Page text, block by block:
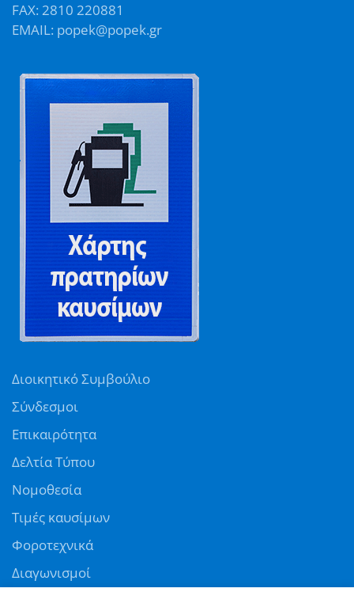
FAX: 2810 220881
EMAIL: popek@popek.gr
Διοικητικό Συμβούλιο
Σύνδεσμοι
Επικαιρότητα
Δελτία Τύπου
Νομοθεσία
Τιμές καυσίμων
Φοροτεχνικά
Διαγωνισμοί